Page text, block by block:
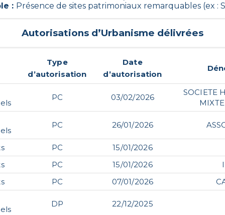
: Présence de sites patrimoniaux remarquables (ex :
Autorisations d’Urbanisme délivrées
Type
d’autorisation
Date
d’autorisation
PC 03/02/2026
SOCIETE
PC 26/01/2026
PC
15/01/2026
PC 15/01/2026
PC 07/01/2026
DP 22/12/2025